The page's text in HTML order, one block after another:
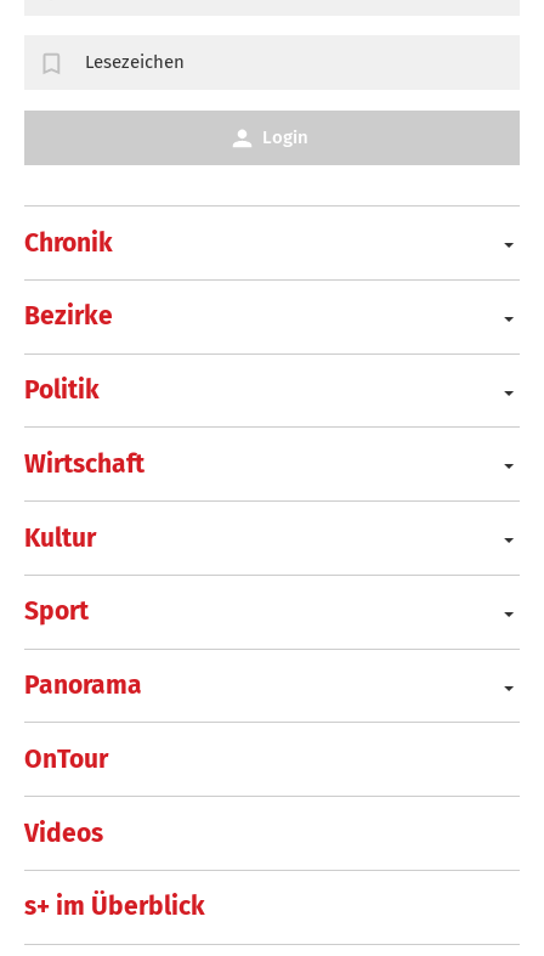
Chronik
Bezirke
Politik
Wirtschaft
Kultur
Sport
Panorama
OnTour
Videos
s+ im Überblick
Lesezeichen
Login